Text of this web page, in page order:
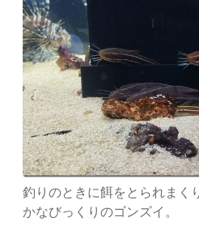
釣りのときに餌をとられまく
かなびっくりのゴンズイ。